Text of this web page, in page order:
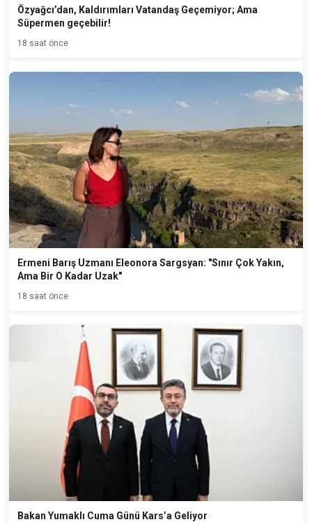
Özyağcı’dan, Kaldırımları Vatandaş Geçemiyor; Ama
Süpermen geçebilir!
18 saat önce
Ermeni Barış Uzmanı Eleonora Sargsyan: "Sınır Çok Yakın,
Ama Bir O Kadar Uzak"
18 saat önce
Bakan Yumaklı Cuma Günü Kars’a Geliyor